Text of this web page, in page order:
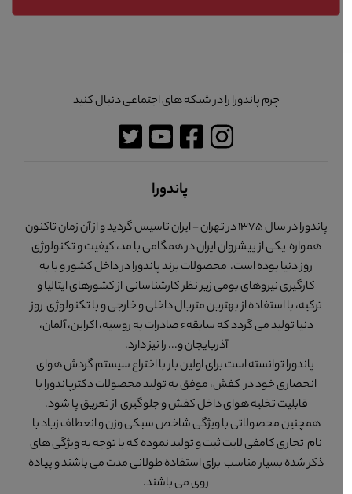
چرم پاندورا را در شبکه های اجتماعی دنبال کنید
پاندورا
پاندورا در سال 1375 در تهران - ایران تاسیس گردید و از آن زمان تاکنون
همواره یکی از پیشروان ایران در همگامی با مد، کیفیت و تکنولوژی
روز دنیا بوده است. محصولات برند پاندورا در داخل کشور و با به
کارگیری نیروهای بومی زیر نظر کارشناسانی از کشورهای ایتالیا و
ترکیه، با استفاده از بهترین متریال داخلی و خارجی و با تکنولوژی روز
دنیا تولید می گردد که سابقهء صادرات به روسیه، اکراین، آلمان،
آذربایجان و... را نیز دارد.
پاندورا توانسته است برای اولین بار با اختراع سیستم گردش هوای
انحصاری خود در کفش، موفق به تولید محصولات دکترپاندورا با
قابلیت تخلیه هوای داخل کفش و جلوگیری از تعریق پا شود.
همچنین محصولاتی با ویژگی شاخص سبکی وزن و انعطاف زیاد با
نام تجاری کامفی لایت ثبت و تولید نموده که با توجه به ویژگی های
ذکر شده بسیار مناسب برای استفاده طولانی مدت می باشند و پیاده
روی می باشند.